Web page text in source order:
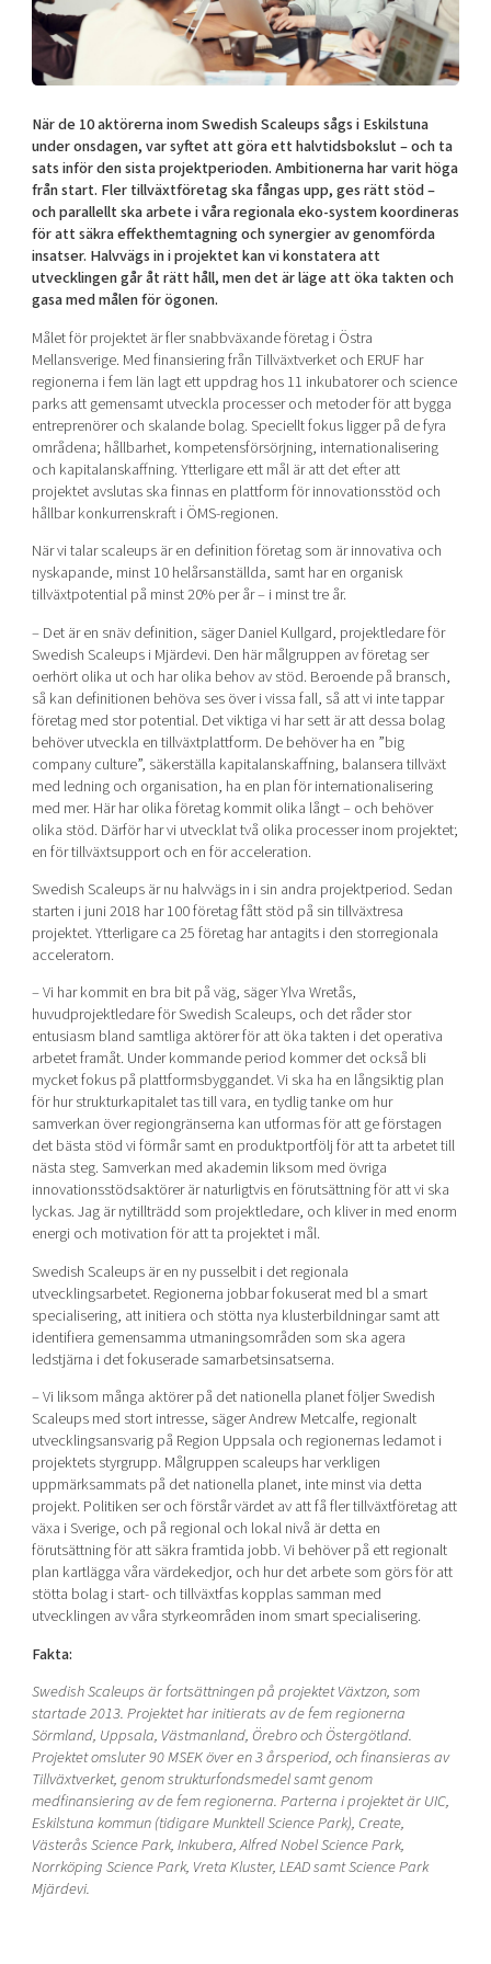
Shaping cities and regions
East Sweden Tech Women
Reversed mentorship
Current offers and activities
Upscaling
Talent & skills
Startup & industry collaboration
Offers to boost your business
Funding opportunities
Our community of companies
Projects
Publications
Project toolbox
Our clusters
Reach out to us
Locations
Today's lunch in Mjärdevi
När de 10 aktörerna inom Swedish Scaleups sågs i Eskilstuna
under onsdagen, var syftet att göra ett halvtidsbokslut – och ta
sats inför den sista projektperioden. Ambitionerna har varit höga
från start. Fler tillväxtföretag ska fångas upp, ges rätt stöd –
och parallellt ska arbete i våra regionala eko-system koordineras
för att säkra effekthemtagning och synergier av genomförda
insatser. Halvvägs in i projektet kan vi konstatera att
utvecklingen går åt rätt håll, men det är läge att öka takten och
gasa med målen för ögonen.
Målet för projektet är fler snabbväxande företag i Östra
Mellansverige. Med finansiering från Tillväxtverket och ERUF har
regionerna i fem län lagt ett uppdrag hos 11 inkubatorer och science
parks att gemensamt utveckla processer och metoder för att bygga
entreprenörer och skalande bolag. Speciellt fokus ligger på de fyra
områdena; hållbarhet, kompetensförsörjning, internationalisering
och kapitalanskaffning. Ytterligare ett mål är att det efter att
projektet avslutas ska finnas en plattform för innovationsstöd och
hållbar konkurrenskraft i ÖMS-regionen.
När vi talar scaleups är en definition företag som är innovativa och
nyskapande, minst 10 helårsanställda, samt har en organisk
tillväxtpotential på minst 20% per år – i minst tre år.
– Det är en snäv definition, säger Daniel Kullgard, projektledare för
Swedish Scaleups i Mjärdevi. Den här målgruppen av företag ser
oerhört olika ut och har olika behov av stöd. Beroende på bransch,
så kan definitionen behöva ses över i vissa fall, så att vi inte tappar
företag med stor potential. Det viktiga vi har sett är att dessa bolag
behöver utveckla en tillväxtplattform. De behöver ha en ”big
company culture”, säkerställa kapitalanskaffning, balansera tillväxt
med ledning och organisation, ha en plan för internationalisering
med mer. Här har olika företag kommit olika långt – och behöver
olika stöd. Därför har vi utvecklat två olika processer inom projektet;
en för tillväxtsupport och en för acceleration.
Swedish Scaleups är nu halvvägs in i sin andra projektperiod. Sedan
starten i juni 2018 har 100 företag fått stöd på sin tillväxtresa
projektet. Ytterligare ca 25 företag har antagits i den storregionala
acceleratorn.
– Vi har kommit en bra bit på väg, säger Ylva Wretås,
huvudprojektledare för Swedish Scaleups, och det råder stor
entusiasm bland samtliga aktörer för att öka takten i det operativa
arbetet framåt. Under kommande period kommer det också bli
mycket fokus på plattformsbyggandet. Vi ska ha en långsiktig plan
för hur strukturkapitalet tas till vara, en tydlig tanke om hur
samverkan över regiongränserna kan utformas för att ge förstagen
det bästa stöd vi förmår samt en produktportfölj för att ta arbetet till
nästa steg. Samverkan med akademin liksom med övriga
innovationsstödsaktörer är naturligtvis en förutsättning för att vi ska
lyckas. Jag är nytillträdd som projektledare, och kliver in med enorm
energi och motivation för att ta projektet i mål.
Swedish Scaleups är en ny pusselbit i det regionala
utvecklingsarbetet. Regionerna jobbar fokuserat med bl a smart
specialisering, att initiera och stötta nya klusterbildningar samt att
identifiera gemensamma utmaningsområden som ska agera
ledstjärna i det fokuserade samarbetsinsatserna.
– Vi liksom många aktörer på det nationella planet följer Swedish
Scaleups med stort intresse, säger Andrew Metcalfe, regionalt
utvecklingsansvarig på Region Uppsala och regionernas ledamot i
projektets styrgrupp. Målgruppen scaleups har verkligen
uppmärksammats på det nationella planet, inte minst via detta
projekt. Politiken ser och förstår värdet av att få fler tillväxtföretag att
växa i Sverige, och på regional och lokal nivå är detta en
förutsättning för att säkra framtida jobb. Vi behöver på ett regionalt
plan kartlägga våra värdekedjor, och hur det arbete som görs för att
stötta bolag i start- och tillväxtfas kopplas samman med
utvecklingen av våra styrkeområden inom smart specialisering.
Fakta:
Swedish Scaleups är fortsättningen på projektet Växtzon, som
startade 2013. Projektet har initierats av de fem regionerna
Sörmland, Uppsala, Västmanland, Örebro och Östergötland.
Projektet omsluter 90 MSEK över en 3 årsperiod, och finansieras av
Tillväxtverket, genom strukturfondsmedel samt genom
medfinansiering av de fem regionerna. Parterna i projektet är UIC,
Eskilstuna kommun (tidigare Munktell Science Park), Create,
Västerås Science Park, Inkubera, Alfred Nobel Science Park,
Norrköping Science Park, Vreta Kluster, LEAD samt Science Park
Mjärdevi.